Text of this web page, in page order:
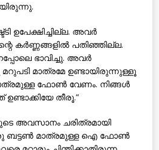
ഉപേക്ഷിച്ചില്ല. അവര്‍
കര്‍ണ്ണങ്ങളില്‍ പതിഞ്ഞില്ല.
ഭാവിച്ചു. അവര്‍
മാത്രമേ ഉണ്ടായിരുന്നുള്ളൂ
ഫോണ്‍ വേണം. നിങ്ങള്‍
തീരൂ.”
അവസാനം ചരിത്രമായി
ബട്ടണ്‍ മാത്രമുള്ള ഐ ഫോണ്‍